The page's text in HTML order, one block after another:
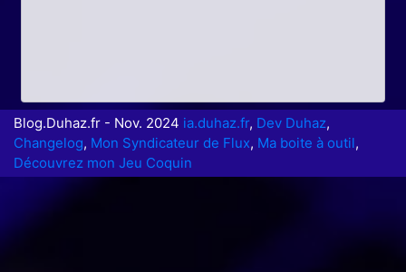
Blog.Duhaz.fr - Nov. 2024 ia.duhaz.fr, Dev Duhaz,
Changelog, Mon Syndicateur de Flux, Ma boite à outil,
Découvrez mon Jeu Coquin